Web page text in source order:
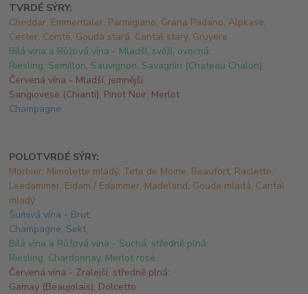
TVRDÉ SÝRY:
Cheddar, Emmentaler, Parmigiano, Grana Padano, Alpkase,
Cester, Comté, Gouda stará, Cantal starý, Gruyere
Bílá vína a Růžová vína - Mladší, svěží, ovocná:
Riesling, Semillon, Sauvignon, Savagnin (Chateau Chalon)
Červená vína - Mladší, jemnější:
Sangiovese (Chianti), Pinot Noir, Merlot
Champagne
POLOTVRDÉ SÝRY:
Morbier, Mimolette mladý, Tete de Moine, Beaufort, Raclette,
Leedammer, Eidam / Edammer, Madeland, Gouda mladá, Cantal
mladý
Šumivá vína - Brut:
Champagne, Sekt
Bílá vína a Růžová vína - Suchá, středně plná:
Riesling, Chardonnay, Merlot rosé
Červená vína - Zralejší, středně plná:
Gamay (Beaujolais), Dolcetto